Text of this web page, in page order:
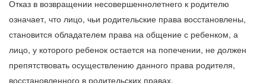
Отказ в возвращении несовершеннолетнего к родителю
означает, что лицо, чьи родительские права восстановлены,
становится обладателем права на общение с ребенком, а
лицо, у которого ребенок остается на попечении, не должен
препятствовать осуществлению данного права родителя,
восстановленного в родительских правах.